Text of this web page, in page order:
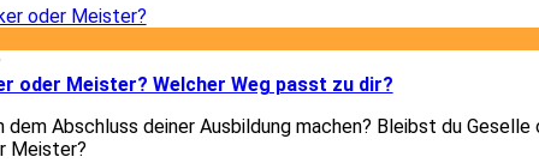
oder Meister? Welcher Weg passt zu dir?
dem Abschluss deiner Ausbildung machen? Bleibst du Geselle
Meister?